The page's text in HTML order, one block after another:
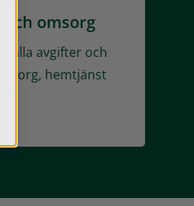
omsorg
alla avgifter och
hemtjänst